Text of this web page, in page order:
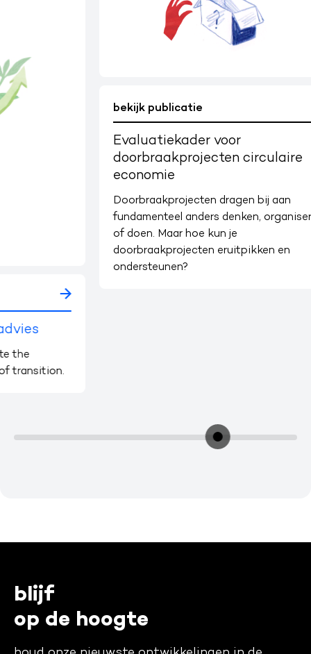
bekijk publicatie
Evaluatiekader voor
doorbraakprojecten circulaire
economie
Doorbraakprojecten dragen bij aan
fundamenteel anders denken, organiseren
of doen. Maar hoe kun je
doorbraakprojecten eruitpikken en
ondersteunen?
blijf
op de hoogte